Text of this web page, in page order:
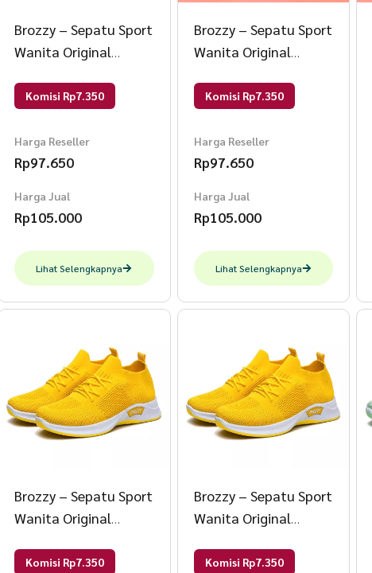
Brozzy – Sepatu Sport
Wanita Original
Rajut Olahraga 36
Komisi Rp7.350
Harga Reseller
Rp97.650
Harga Jual
Rp105.000
Lihat Selengkapnya
Brozzy – Sepatu Sport
Wanita Original
Rajut Olahraga 36
Komisi Rp7.350
Harga Reseller
Rp97.650
Harga Jual
Rp105.000
Lihat Selengkapnya
Brozzy – Sepatu Sport
Wanita Original
Rajut Olahraga 37
Komisi Rp7.350
Brozzy – Sepatu Sport
Wanita Original
Rajut Olahraga 37
Komisi Rp7.350